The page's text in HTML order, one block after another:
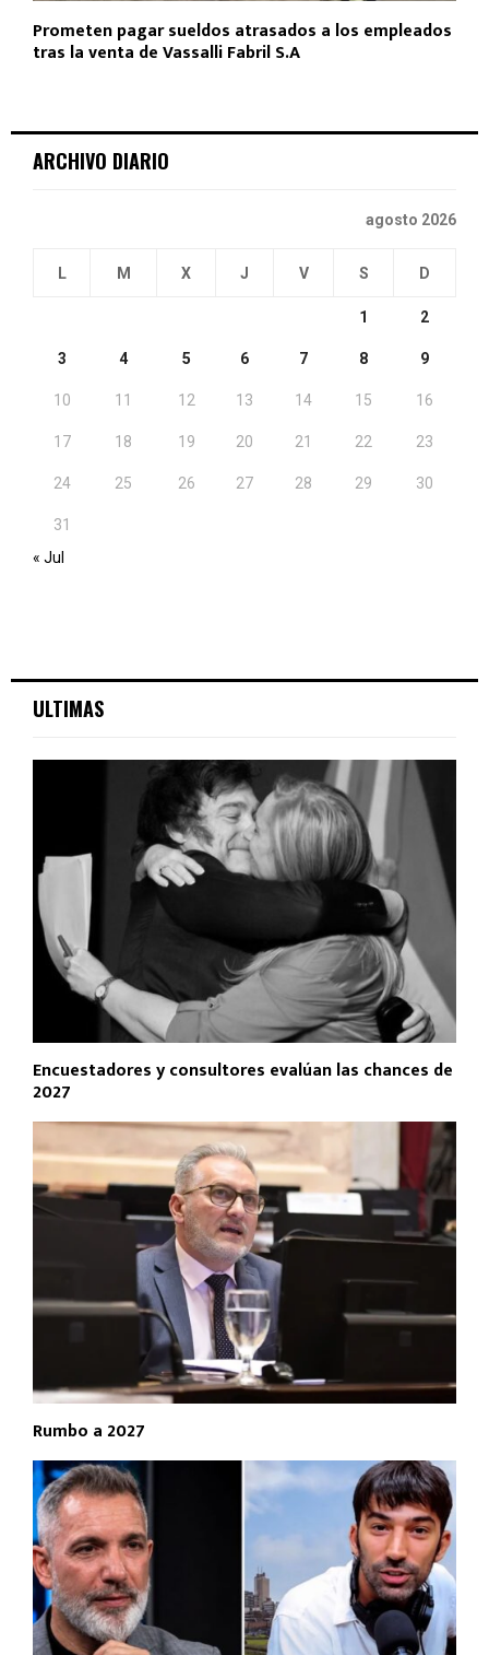
Prometen pagar sueldos atrasados a los empleados
tras la venta de Vassalli Fabril S.A
ARCHIVO DIARIO
agosto 2026
L M X J V S D
1 2
3 4 5 6 7 8 9
10 11 12 13 14 15 16
17 18 19 20 21 22 23
24 25 26 27 28 29 30
31
« Jul
ULTIMAS
Encuestadores y consultores evalúan las chances de
2027
Rumbo a 2027